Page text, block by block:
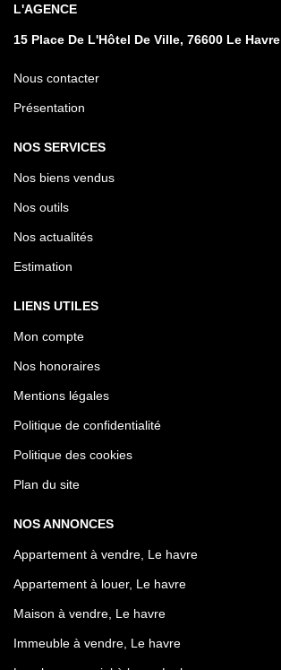
L'AGENCE
15 Place De L'Hôtel De Ville, 76600 Le Havre
Nous contacter
Présentation
NOS SERVICES
Nos biens vendus
Nos outils
Nos actualités
Estimation
LIENS UTILES
Mon compte
Nos honoraires
Mentions légales
Politique de confidentialité
Politique des cookies
Plan du site
NOS ANNONCES
Appartement à vendre, Le havre
Appartement à louer, Le havre
Maison à vendre, Le havre
Immeuble à vendre, Le havre